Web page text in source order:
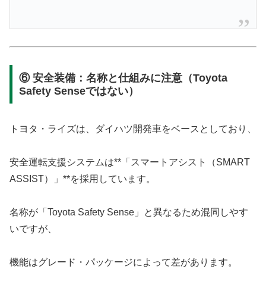
⑥ 安全装備：名称と仕組みに注意（Toyota
Safety Senseではない）
トヨタ・ライズは、ダイハツ開発車をベースとしており、
安全運転支援システムは**「スマートアシスト（SMART
ASSIST）」**を採用しています。
名称が「Toyota Safety Sense」と異なるため混同しやす
いですが、
機能はグレード・パッケージによって差があります。